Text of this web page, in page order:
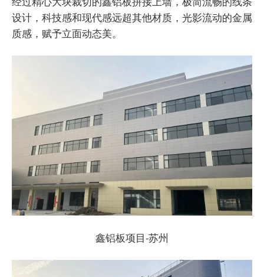
设计，科技感和现代感远超其他材质，光影流动的金属
质感，赋予立面动态美。
鑫铝板项目-苏州